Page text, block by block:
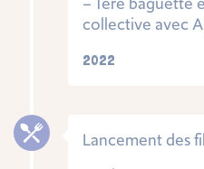
collective avec
2022
Lancement des